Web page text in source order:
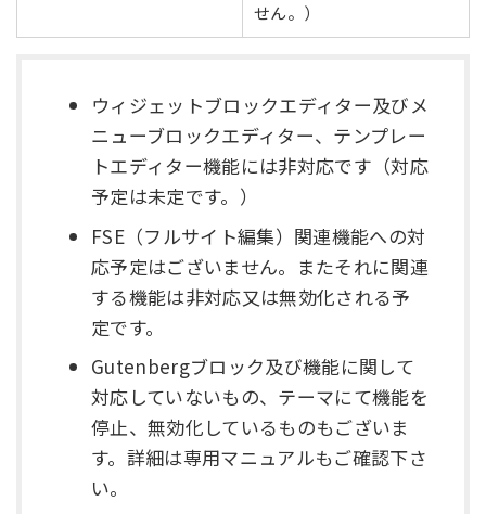
せん。）
ウィジェットブロックエディター及びメ
ニューブロックエディター、テンプレー
トエディター機能には非対応です（対応
予定は未定です。）
FSE（フルサイト編集）関連機能への対
応予定はございません。またそれに関連
する機能は非対応又は無効化される予
定です。
Gutenbergブロック及び機能に関して
対応していないもの、テーマにて機能を
停止、無効化しているものもございま
す。詳細は専用マニュアルもご確認下さ
い。